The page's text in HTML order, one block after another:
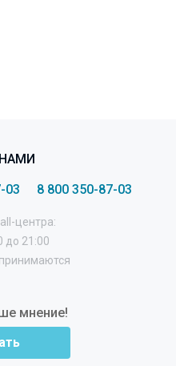
03
8 800 350-87-03
центра:
до 21:00
мнение!